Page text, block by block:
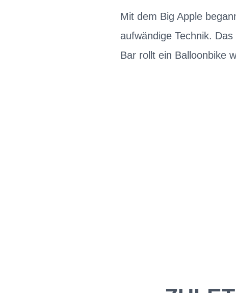
Mit dem Big Apple
aufwändige Technik.
Bar rollt ein Balloonbike